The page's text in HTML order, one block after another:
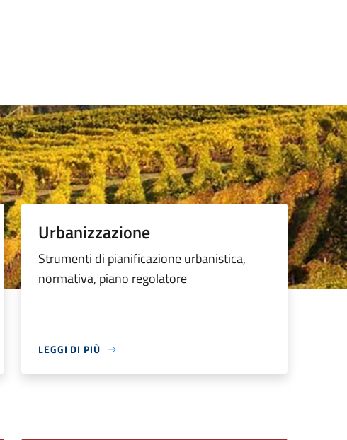
Urbanizzazione
Strumenti di pianificazione urbanistica,
normativa, piano regolatore
LEGGI DI PIÙ